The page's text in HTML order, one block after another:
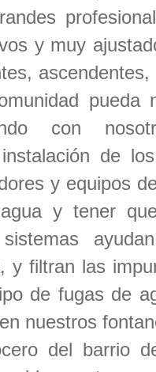
y muy
pueda
con
de
y equipos
y tener
y filtran las
de fugas de
nuestros
del barrio